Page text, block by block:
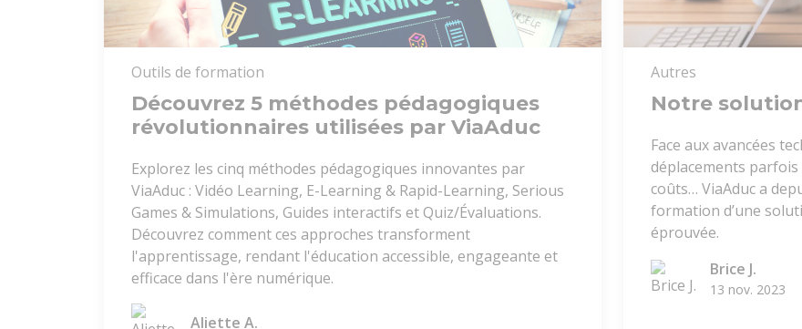
Outils de formation
Découvrez 5 méthodes pédagogiques
révolutionnaires utilisées par ViaAduc
Explorez les cinq méthodes pédagogiques innovantes par
ViaAduc : Vidéo Learning, E-Learning & Rapid-Learning, Serious
Games & Simulations, Guides interactifs et Quiz/Évaluations.
Découvrez comment ces approches transforment
l'apprentissage, rendant l'éducation accessible, engageante et
efficace dans l'ère numérique.
Aliette A.
Autres
Notre
Face aux avancées
déplacements
coûts… ViaAduc a
formation d’une
éprouvée.
Brice J.
13 nov. 2023